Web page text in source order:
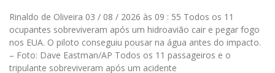
Rinaldo de Oliveira 03 / 08 / 2026 às 09 : 55 Todos os 11
ocupantes sobreviveram após um hidroavião cair e pegar fogo
nos EUA. O piloto conseguiu pousar na água antes do impacto.
– Foto: Dave Eastman/AP Todos os 11 passageiros e o
tripulante sobreviveram após um acidente